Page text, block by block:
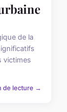
de la
victimes
de lecture →